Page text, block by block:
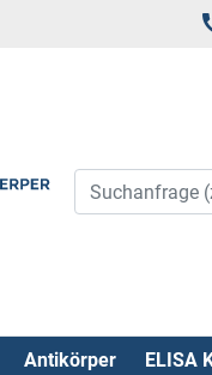
Antikörper ELISA